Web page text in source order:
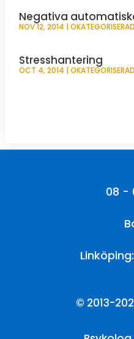
Negativa
NOV 12, 2014 |
Stresshantering
OCT 4, 2014 |
08 -
© 2013-